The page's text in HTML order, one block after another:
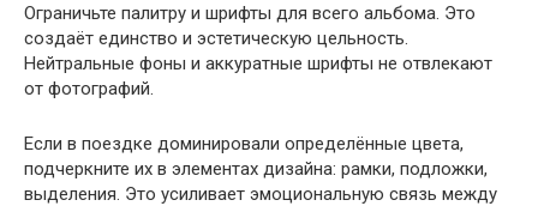
Ограничьте палитру и шрифты для всего альбома. Это
создаёт единство и эстетическую цельность.
Нейтральные фоны и аккуратные шрифты не отвлекают
от фотографий.
Если в поездке доминировали определённые цвета,
подчеркните их в элементах дизайна: рамки, подложки,
выделения. Это усиливает эмоциональную связь между